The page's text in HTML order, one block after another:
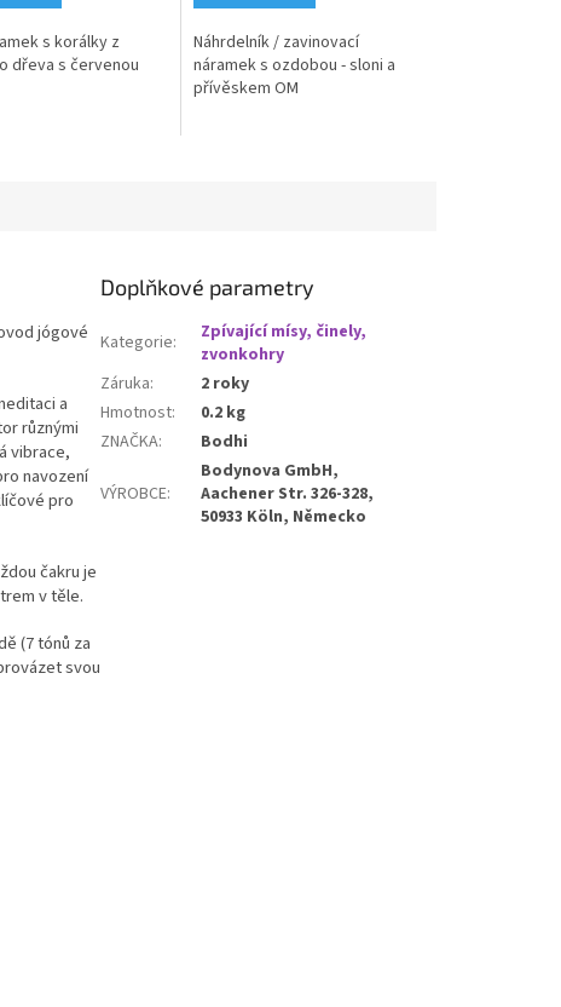
s korálky z
dřeva s červenou
Náhrdelník / zavinovací
náramek s ozdobou - sloni a
přívěskem OM
jógové
a
různými
vibrace,
navození
pro
čakru je
v těle.
(7 tónů za
svou
Doplňkové parametry
Kategorie:
Zpívající mísy, činely,
zvonkohry
Záruka:
2 roky
Hmotnost:
0.2 kg
ZNAČKA: Bodhi
VÝROBCE:
Bodynova GmbH,
Aachener Str. 326-328,
50933 Köln, Německo